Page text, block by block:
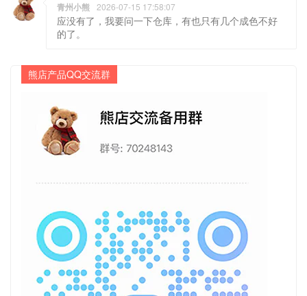
青州小熊 2026-07-15 17:58:07
应没有了，我要问一下仓库，有也只有几个成色不好
的了。
熊店产品QQ交流群